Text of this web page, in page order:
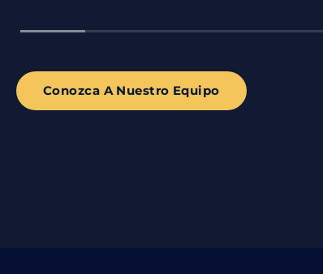
Conozca A Nuestro Equipo